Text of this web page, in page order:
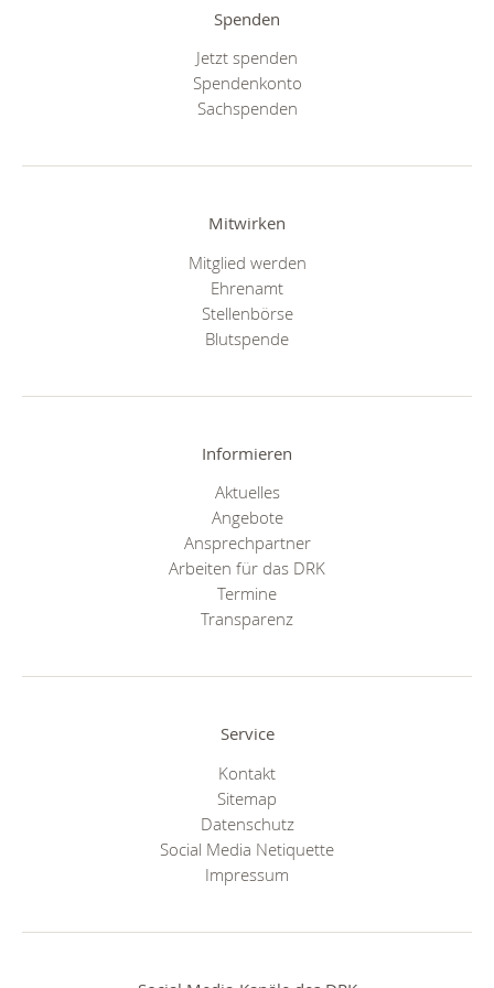
Spenden
Jetzt spenden
Spendenkonto
Sachspenden
Mitwirken
Mitglied werden
Ehrenamt
Stellenbörse
Blutspende
Informieren
Aktuelles
Angebote
Ansprechpartner
Arbeiten für das DRK
Termine
Transparenz
Service
Kontakt
Sitemap
Datenschutz
Social Media Netiquette
Impressum